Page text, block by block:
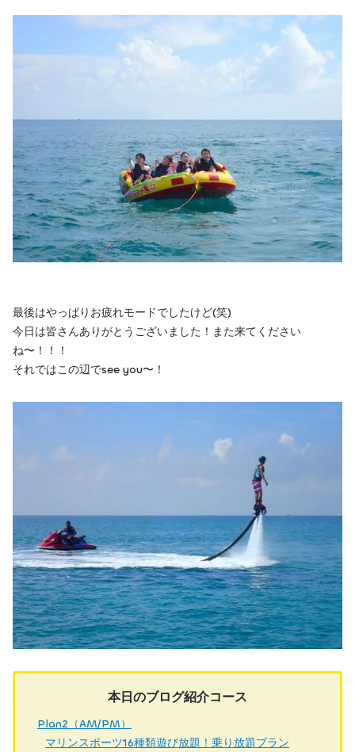
最後はやっぱりお疲れモードでしたけど(笑)
今日は皆さんありがとうございました！また来てください
ね〜！！！
それではこの辺でsee you〜！
本日のブログ紹介コース
Plan2（AM/PM）
マリンスポーツ16種類遊び放題！乗り放題プラン